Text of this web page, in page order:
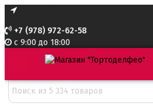
+7 (978) 972-62-58
с 9:00 до 18:00